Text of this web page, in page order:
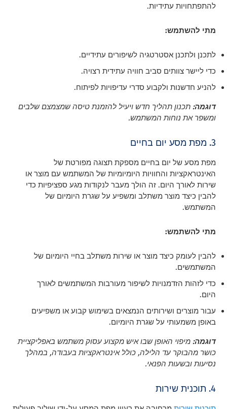
להתפתחויות עתידיות.
מתי להשתמש:
לתכנן ולתכנן אסטרטגיה לשיפורים עתידיים.
כדי ליישר צוותים סביב חוויה עתידית רצויה.
להניע חדשנות ולקבוע סדרי עדיפויות לפיתוח.
דוגמה:תכנון תהליך חדש ויעיל להזמנת טיסה שמצמצם שלבים
ומשפר את נוחות המשתמש.
3. מפת מסע יום בחיים
מפת מסע של יום בחיים מספקת תצוגה מפורטת של
האינטראקציות והחוויות היומיומיות של המשתמש עם מוצר או
שירות לאורך היום. זה הולך מעבר לנקודות מגע ספציפיות כדי
להבין כיצד מוצר משתלב ומשפיע על שגרת היומיום של
המשתמש.
מתי להשתמש:
להבין לעומק כיצד מוצר או שירות משתלב בחיי היומיום של
המשתמשים.
כדי לזהות הזדמנויות לשיפור מעורבות המשתמשים לאורך
היום.
עבור מוצרים ושירותים הנמצאים בשימוש קבוע או משפיעים
באופן משמעותי על שגרת היומיום.
דוגמה: מיפוי האופן שבו איש מקצוע עסוק משתמש באפליקציית
כושר מהבוקר עד הלילה, כולל אינטראקציות בעבודה, במהלך
נסיעות ובשעות הפנאי.
4. תוכנית שירות